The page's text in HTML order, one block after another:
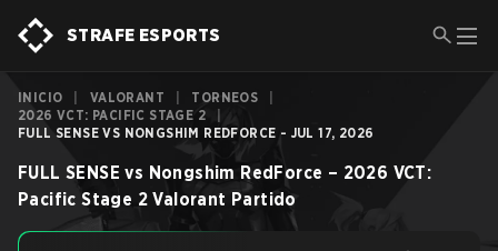
STRAFE ESPORTS
INICIO VALORANT TORNEOS
2026 VCT: PACIFIC STAGE 2
FULL SENSE VS NONGSHIM REDFORCE - JUL 17, 2026
FULL SENSE vs Nongshim RedForce – 2026 VCT:
Pacific Stage 2 Valorant Partido